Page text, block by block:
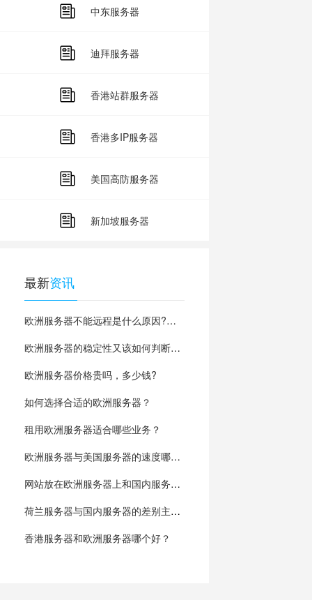
中东服务器
迪拜服务器
香港站群服务器
香港多IP服务器
美国高防服务器
新加坡服务器
最新资讯
欧洲服务器不能远程是什么原因?如何解决？
欧洲服务器的稳定性又该如何判断呢?
欧洲服务器价格贵吗，多少钱?
如何选择合适的欧洲服务器？
租用欧洲服务器适合哪些业务？
欧洲服务器与美国服务器的速度哪个快？
网站放在欧洲服务器上和国内服务器上有什么区
荷兰服务器与国内服务器的差别主要有哪些？
香港服务器和欧洲服务器哪个好？